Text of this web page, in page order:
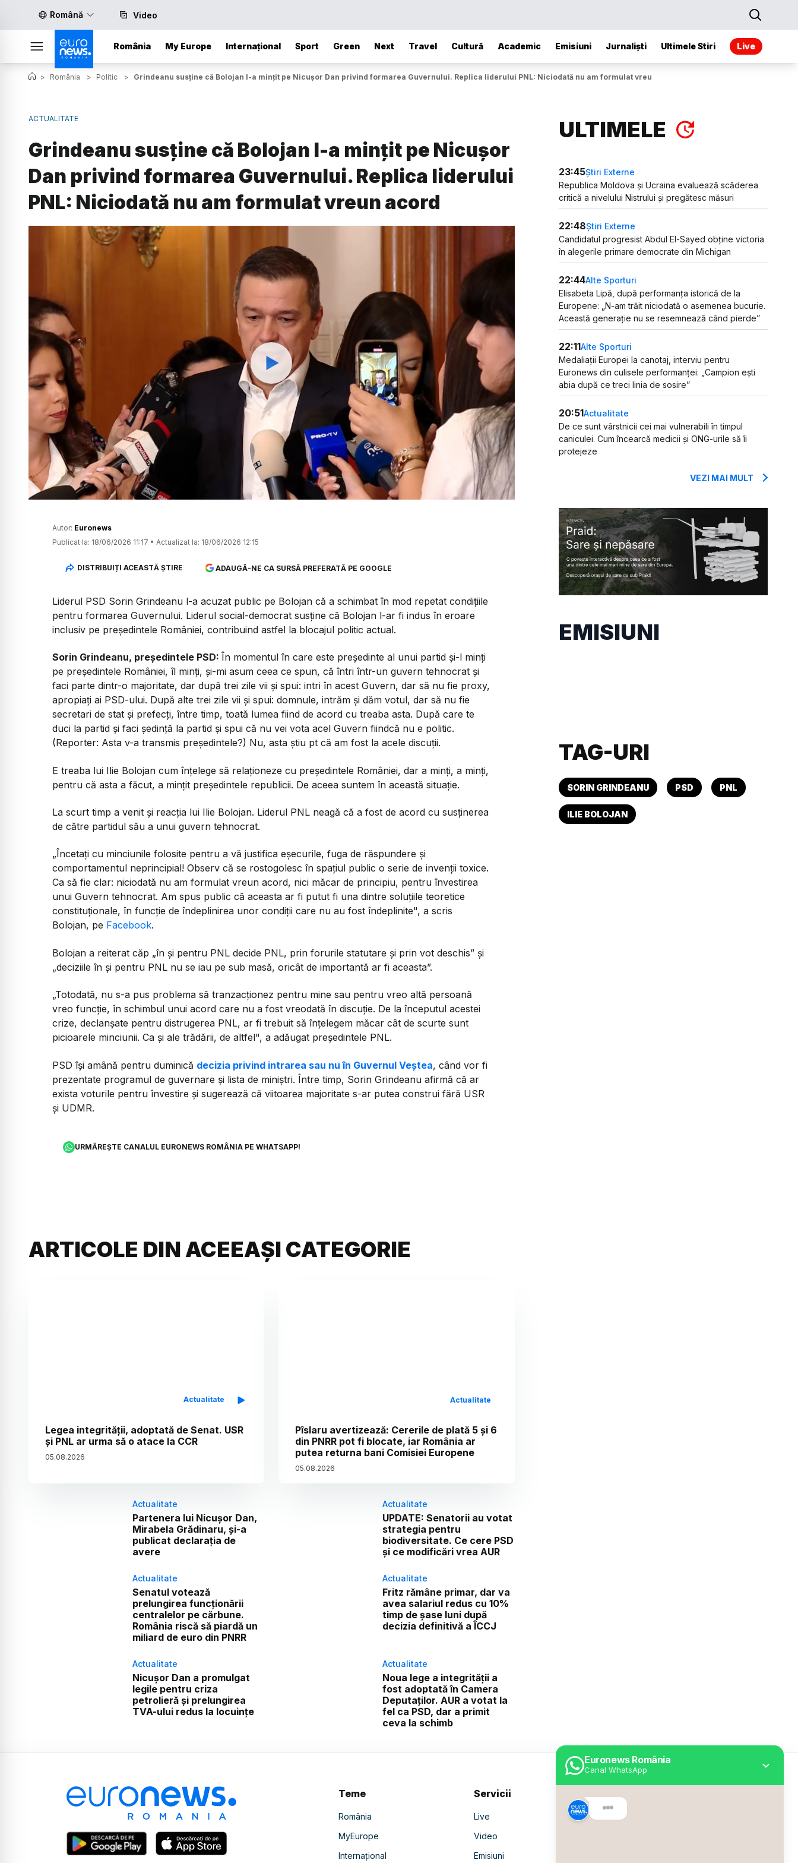
Română Video
România My Europe Internațional Sport Green Next Travel Cultură Academic Emisiuni Jurnaliști Ultimele Stiri Live
Euronews România
Canal WhatsApp
> România > Politic > Grindeanu susține că Bolojan l-a mințit pe Nicușor Dan privind formarea Guvernului. Replica liderului PNL: Niciodată nu am formulat vreun acord
ACTUALITATE
Grindeanu susține că Bolojan l-a mințit pe Nicușor
Dan privind formarea Guvernului. Replica liderului
PNL: Niciodată nu am formulat vreun acord
Watch
Autor: Euronews
Publicat la: 18/06/2026 11:17 • Actualizat la: 18/06/2026 12:15
DISTRIBUIȚI ACEASTĂ ȘTIRE ADAUGĂ-NE CA SURSĂ PREFERATĂ PE GOOGLE
Liderul PSD Sorin Grindeanu l-a acuzat public pe Bolojan că a schimbat în mod repetat condițiile
pentru formarea Guvernului. Liderul social-democrat susține că Bolojan l-ar fi indus în eroare
inclusiv pe președintele României, contribuind astfel la blocajul politic actual.
Sorin Grindeanu, președintele PSD: În momentul în care este președinte al unui partid și-l minți
pe președintele României, îl minți, și-mi asum ceea ce spun, că întri într-un guvern tehnocrat și
faci parte dintr-o majoritate, dar după trei zile vii și spui: intri în acest Guvern, dar să nu fie proxy,
apropiați ai PSD-ului. După alte trei zile vii și spui: domnule, intrăm și dăm votul, dar să nu fie
secretari de stat și prefecți, între timp, toată lumea fiind de acord cu treaba asta. După care te
duci la partid și faci ședință la partid și spui că nu vei vota acel Guvern fiindcă nu e politic.
(Reporter: Asta v-a transmis președintele?) Nu, asta știu pt că am fost la acele discuții.
E treaba lui Ilie Bolojan cum înțelege să relaționeze cu președintele României, dar a minți, a minți,
pentru că asta a făcut, a mințit președintele republicii. De aceea suntem în această situație.
La scurt timp a venit și reacția lui Ilie Bolojan. Liderul PNL neagă că a fost de acord cu susținerea
de către partidul său a unui guvern tehnocrat.
„Încetaţi cu minciunile folosite pentru a vă justifica eşecurile, fuga de răspundere şi
comportamentul neprincipial! Observ că se rostogolesc în spaţiul public o serie de invenţii toxice.
Ca să fie clar: niciodată nu am formulat vreun acord, nici măcar de principiu, pentru învestirea
unui Guvern tehnocrat. Am spus public că aceasta ar fi putut fi una dintre soluţiile teoretice
constituţionale, în funcţie de îndeplinirea unor condiţii care nu au fost îndeplinite", a scris
Bolojan, pe Facebook.
Bolojan a reiterat căp „în şi pentru PNL decide PNL, prin forurile statutare şi prin vot deschis” şi
„deciziile în şi pentru PNL nu se iau pe sub masă, oricât de importantă ar fi aceasta”.
„Totodată, nu s-a pus problema să tranzacţionez pentru mine sau pentru vreo altă persoană
vreo funcţie, în schimbul unui acord care nu a fost vreodată în discuţie. De la începutul acestei
crize, declanşate pentru distrugerea PNL, ar fi trebuit să înţelegem măcar cât de scurte sunt
picioarele minciunii. Ca şi ale trădării, de altfel", a adăugat preşedintele PNL.
PSD își amână pentru duminică decizia privind intrarea sau nu în Guvernul Veștea, când vor fi
prezentate programul de guvernare și lista de miniștri. Între timp, Sorin Grindeanu afirmă că ar
exista voturile pentru învestire și sugerează că viitoarea majoritate s-ar putea construi fără USR
și UDMR.
URMĂREȘTE CANALUL EURONEWS ROMÂNIA PE WHATSAPP!
ARTICOLE DIN ACEEAȘI CATEGORIE
Actualitate
Legea integrității, adoptată de Senat. USR
și PNL ar urma să o atace la CCR
05.08.2026
Actualitate
Pîslaru avertizează: Cererile de plată 5 și 6
din PNRR pot fi blocate, iar România ar
putea returna bani Comisiei Europene
05.08.2026
Actualitate
Partenera lui Nicușor Dan,
Mirabela Grădinaru, și-a
publicat declarația de
avere
Actualitate
UPDATE: Senatorii au votat
strategia pentru
biodiversitate. Ce cere PSD
și ce modificări vrea AUR
Actualitate
Senatul votează
prelungirea funcționării
centralelor pe cărbune.
România riscă să piardă un
miliard de euro din PNRR
Actualitate
Fritz rămâne primar, dar va
avea salariul redus cu 10%
timp de șase luni după
decizia definitivă a ÎCCJ
Actualitate
Nicușor Dan a promulgat
legile pentru criza
petrolieră și prelungirea
TVA-ului redus la locuințe
Actualitate
Noua lege a integrității a
fost adoptată în Camera
Deputaților. AUR a votat la
fel ca PSD, dar a primit
ceva la schimb
ULTIMELE
23:45Știri Externe
Republica Moldova și Ucraina evaluează scăderea
critică a nivelului Nistrului și pregătesc măsuri
22:48Știri Externe
Candidatul progresist Abdul El-Sayed obține victoria
în alegerile primare democrate din Michigan
22:44Alte Sporturi
Elisabeta Lipă, după performanța istorică de la
Europene: „N-am trăit niciodată o asemenea bucurie.
Această generație nu se resemnează când pierde”
22:11Alte Sporturi
Medaliații Europei la canotaj, interviu pentru
Euronews din culisele performanței: „Campion ești
abia după ce treci linia de sosire”
20:51Actualitate
De ce sunt vârstnicii cei mai vulnerabili în timpul
caniculei. Cum încearcă medicii și ONG-urile să îi
protejeze
VEZI MAI MULT
EMISIUNI
TAG-URI
SORIN GRINDEANU PSD PNL
ILIE BOLOJAN
Teme
România
MyEurope
Internațional
Servicii
Live
Video
Emisiuni
Despre Euronews